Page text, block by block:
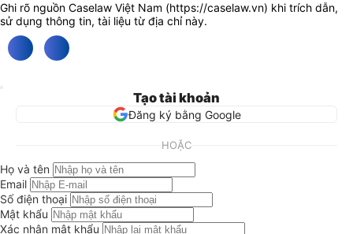
Ghi rõ nguồn Caselaw Việt Nam (https://caselaw.vn) khi trích dẫn,
sử dụng thông tin, tài liệu từ địa chỉ này.
Tạo tài khoản
Đăng ký bằng Google
HOẶC
Họ và tên
Email
Số điện thoại
Mật khẩu
Xác nhận mật khẩu